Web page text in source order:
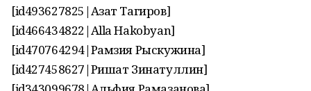
[id493627825|Азат Тагиров]
[id466434822|Alla Hakobyan]
[id470764294|Рамзия Рыскужина]
[id427458627|Ришат Зинатуллин]